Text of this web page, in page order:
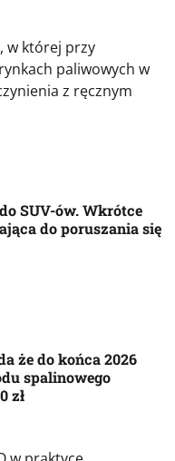
w której przy
paliwowych w
z ręcznym
SUV-ów. Wkrótce
do poruszania się
że do końca 2026
spalinowego
zł